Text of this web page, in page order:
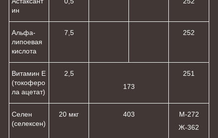
ин
Альфа-
липоевая
кислота
7,5 252
Витамин Е
(токоферо
ла ацетат)
2,5
173
251
Селен
(селексен)
20 мкг 403 М-272
Ж-362